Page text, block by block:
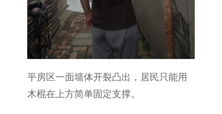
平房区一面墙体开裂凸出，居民只能用
木棍在上方简单固定支撑。